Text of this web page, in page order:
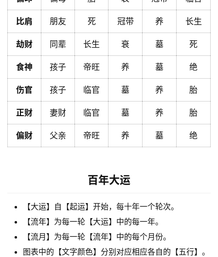
黄
历
占
卜
命
理
服
登录 注册
比肩 朋友 死 冠带 养 长生
劫财 同辈 长生 衰 墓 死
食神 孩子 帝旺 养 墓 绝
伤官 孩子 临官 墓 养 胎
正财 妻财 临官 墓 养 胎
偏财 父亲 帝旺 养 墓 绝
百年大运
【大运】自【起运】开始，每十年一个轮次。
【流年】为每一轮【大运】中的每一年。
【流月】为每一轮【流年】中的每个月份。
图表中的【文字颜色】分别对应相应各自的【五行】。